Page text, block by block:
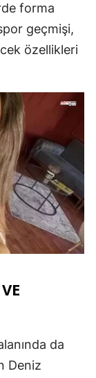
forma
geçmişi,
özellikleri
da
Deniz